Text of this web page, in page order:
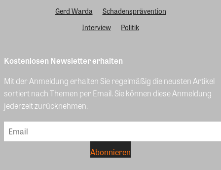
Gerd Warda
Schadensprävention
Interview
Politik
Kostenlosen Newsletter erhalten
Mit der Anmeldung erhalten Sie regelmäßig die neusten Artikel
sortiert nach Themen per Email. Sie können diese Anmeldung
jederzeit zurücknehmen.